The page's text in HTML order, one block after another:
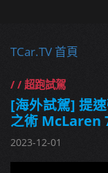
TCar.TV 首頁
/ / 超跑試駕
[海外試駕] 提
之術 McLaren
2023-12-01